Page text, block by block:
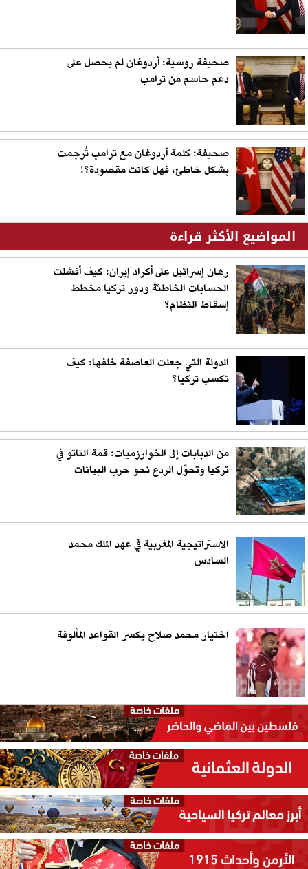
صحيفة روسية: أردوغان لم يحصل على
دعم حاسم من ترامب
صحيفة: كلمة أردوغان مع ترامب تُرجمت
بشكل خاطئ، فهل كانت مقصودة؟!
المواضيع الأكثر قراءة
رهان إسرائيل على أكراد إيران: كيف أفشلت
الحسابات الخاطئة ودور تركيا مخطط
إسقاط النظام؟
الدولة التي جعلت العاصفة خلفها: كيف
تكسب تركيا؟
من الدبابات إلى الخوارزميات: قمة الناتو في
تركيا وتحوّل الردع نحو حرب البيانات
الاستراتيجية المغربية في عهد الملك محمد
السادس
اختيار محمد صلاح يكسر القواعد المألوفة